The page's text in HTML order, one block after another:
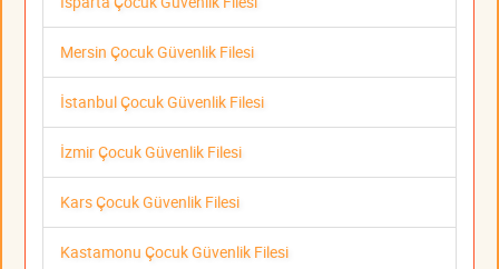
Mersin Çocuk Güvenlik Filesi
İstanbul Çocuk Güvenlik Filesi
İzmir Çocuk Güvenlik Filesi
Kars Çocuk Güvenlik Filesi
Kastamonu Çocuk Güvenlik Filesi